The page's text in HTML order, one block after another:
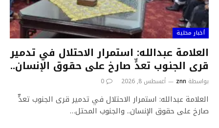
أخبار محلية
العلامة عبدالله: استمرار الاحتلال في تدمير
قرى الجنوب تعدٍّ صارخ على حقوق الإنسان..
بواسطة znn أغسطس 8, 2026 0
العلامة عبدالله: استمرار الاحتلال في تدمير قرى الجنوب تعدٍّ
صارخ على حقوق الإنسان.. والجنوب المحتل…